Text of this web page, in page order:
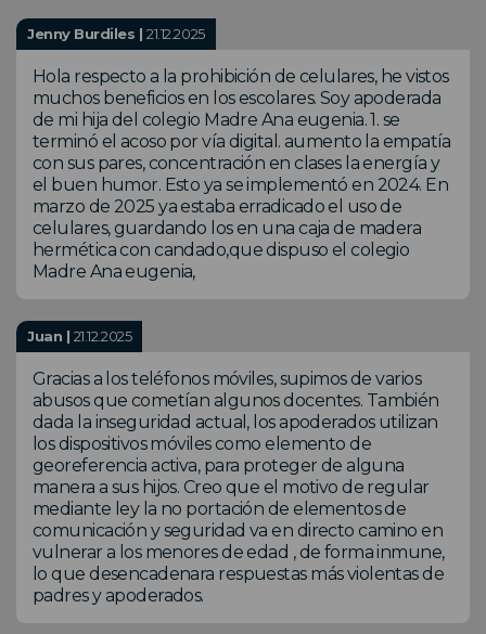
Jenny Burdiles |21.12.2025
Hola respecto a la prohibición de celulares, he vistos
muchos beneficios en los escolares. Soy apoderada
de mi hija del colegio Madre Ana eugenia. 1. se
terminó el acoso por vía digital. aumento la empatía
con sus pares, concentración en clases la energía y
el buen humor. Esto ya se implementó en 2024. En
marzo de 2025 ya estaba erradicado el uso de
celulares, guardando los en una caja de madera
hermética con candado,que dispuso el colegio
Madre Ana eugenia,
Juan | 21.12.2025
Gracias a los teléfonos móviles, supimos de varios
abusos que cometían algunos docentes. También
dada la inseguridad actual, los apoderados utilizan
los dispositivos móviles como elemento de
georeferencia activa, para proteger de alguna
manera a sus hijos. Creo que el motivo de regular
mediante ley la no portación de elementos de
comunicación y seguridad va en directo camino en
vulnerar a los menores de edad , de forma inmune,
lo que desencadenara respuestas más violentas de
padres y apoderados.